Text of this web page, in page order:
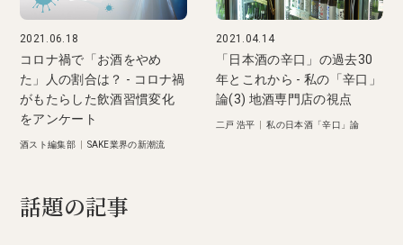
2021.06.18
コロナ禍で「お酒をやめ
た」人の割合は？ - コロナ禍
がもたらした飲酒習慣変化
をアンケート
酒スト編集部| SAKE業界の新潮流
2021.04.14
「日本酒の辛口」の過去30
年とこれから - 私の「辛口」
論(3) 地酒専門店の視点
二戸 浩平 |私の日本酒「辛口」論
話題の記事